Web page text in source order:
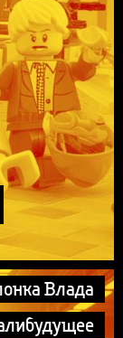
Влада